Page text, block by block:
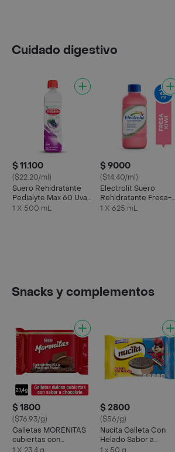
Cuidado digestivo
$ 11.100
($22.20/ml)
Suero Rehidratante
Pedialyte Max 60 Uva
Frasco 500 mL
1 X 500 mL
$ 9000
($14.40/ml)
Electrolit Suero
Rehidratante Fresa-
Kiwi
1 X 625 mL
Snacks y complementos
$ 1800
($76.93/g)
Galletas MORENITAS
cubiertas con
chocolate 23,4g
$ 2800
($56/g)
Nucita Galleta Con
Helado Sabor a
Chocolate y Crema de